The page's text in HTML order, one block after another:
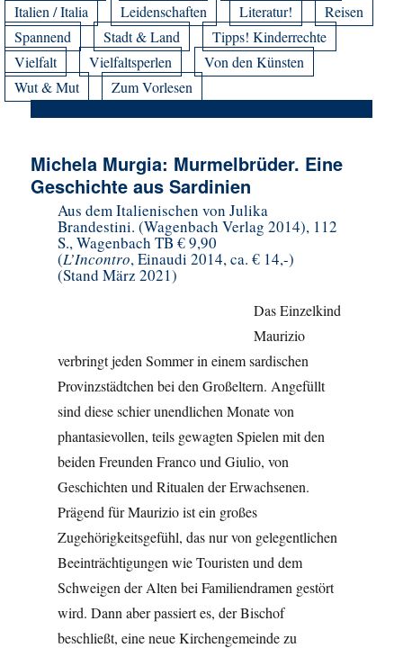
Italien / Italia
Leidenschaften Literatur!
Reisen
Spannend
Stadt & Land
Tipps! Kinderrechte
Vielfalt
Vielfaltsperlen
Von den Künsten
Wut & Mut
Zum Vorlesen
Michela Murgia: Murmelbrüder. Eine
Geschichte aus Sardinien
Aus dem Italienischen von Julika
Brandestini. (Wagenbach Verlag 2014), 112
S., Wagenbach TB € 9,90
(L’Incontro, Einaudi 2014, ca. € 14,-)
(Stand März 2021)
Das Einzelkind
Maurizio
verbringt jeden Sommer in einem sardischen
Provinzstädtchen bei den Großeltern. Angefüllt
sind diese schier unendlichen Monate von
phantasievollen, teils gewagten Spielen mit den
beiden Freunden Franco und Giulio, von
Geschichten und Ritualen der Erwachsenen.
Prägend für Maurizio ist ein großes
Zugehörigkeitsgefühl, das nur von gelegentlichen
Beeinträchtigungen wie Touristen und dem
Schweigen der Alten bei Familiendramen gestört
wird. Dann aber passiert es, der Bischof
beschließt, eine neue Kirchengemeinde zu